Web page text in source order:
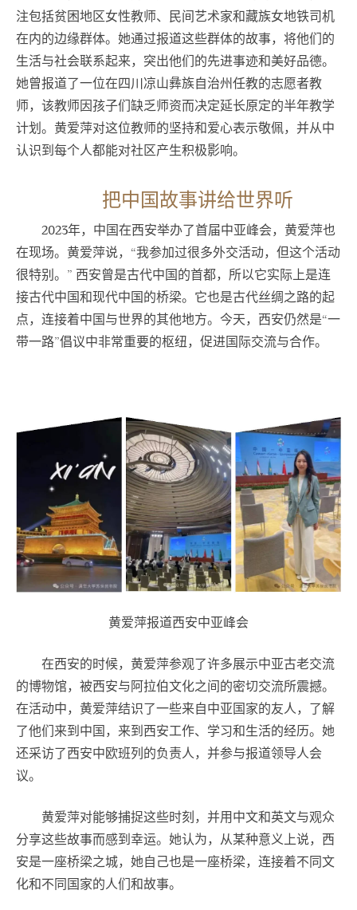
注包括贫困地区女性教师、民间艺术家和藏族女地铁司机
在内的边缘群体。她通过报道这些群体的故事，将他们的
生活与社会联系起来，突出他们的先进事迹和美好品德。
她曾报道了一位在四川凉山彝族自治州任教的志愿者教
师，该教师因孩子们缺乏师资而决定延长原定的半年教学
计划。黄爱萍对这位教师的坚持和爱心表示敬佩，并从中
认识到每个人都能对社区产生积极影响。
把中国故事讲给世界听
2023年，中国在西安举办了首届中亚峰会，黄爱萍也
在现场。黄爱萍说，“我参加过很多外交活动，但这个活动
很特别。” 西安曾是古代中国的首都，所以它实际上是连
接古代中国和现代中国的桥梁。它也是古代丝绸之路的起
点，连接着中国与世界的其他地方。今天，西安仍然是“一
带一路”倡议中非常重要的枢纽，促进国际交流与合作。
黄爱萍报道西安中亚峰会
在西安的时候，黄爱萍参观了许多展示中亚古老交流
的博物馆，被西安与阿拉伯文化之间的密切交流所震撼。
在活动中，黄爱萍结识了一些来自中亚国家的友人，了解
了他们来到中国，来到西安工作、学习和生活的经历。她
还采访了西安中欧班列的负责人，并参与报道领导人会
议。
黄爱萍对能够捕捉这些时刻，并用中文和英文与观众
分享这些故事而感到幸运。她认为，从某种意义上说，西
安是一座桥梁之城，她自己也是一座桥梁，连接着不同文
化和不同国家的人们和故事。